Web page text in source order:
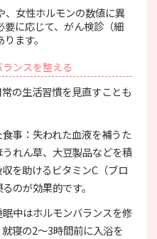
、女性ホルモンの数値に異
要に応じて、がん検診（細
ます。
ンスを整える
の生活習慣を見直すことも
事：失われた血液を補うた
れん草、大豆製品などを積
を助けるビタミンC（ブロ
のが効果的です。
中はホルモンバランスを修
寝の2〜3時間前に入浴を